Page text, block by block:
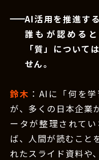
AI活用を推進す
誰もが認める
「質」について
せん。
鈴木 ：AIに「何を
が、多くの日本企業
ータが整理されて
ば、人間が読むこと
れたスライド資料や